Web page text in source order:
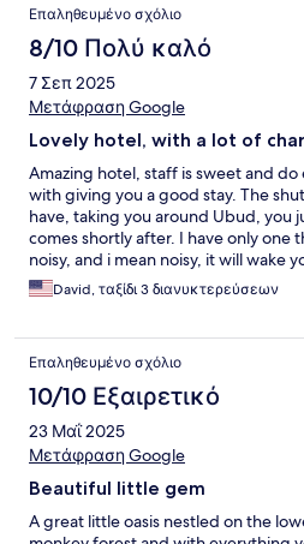
Επαληθευμένο σχόλιο
8/10 Πολύ καλό
7 Σεπ 2025
Μετάφραση Google
Lovely hotel, with a lot of
Amazing hotel, staff is sweet and
with giving you a good stay. The
have, taking you around Ubud, you
comes shortly after. I have only one
noisy, and i mean noisy, it will wake
make noise for 10-12 minutes, so we
we unpluged it, we could still hear it
David, ταξίδι 3 διανυκτερεύσεων
Επαληθευμένο σχόλιο
10/10 Εξαιρετικό
23 Μαΐ 2025
Μετάφραση Google
Beautiful little gem
A great little oasis nestled on the